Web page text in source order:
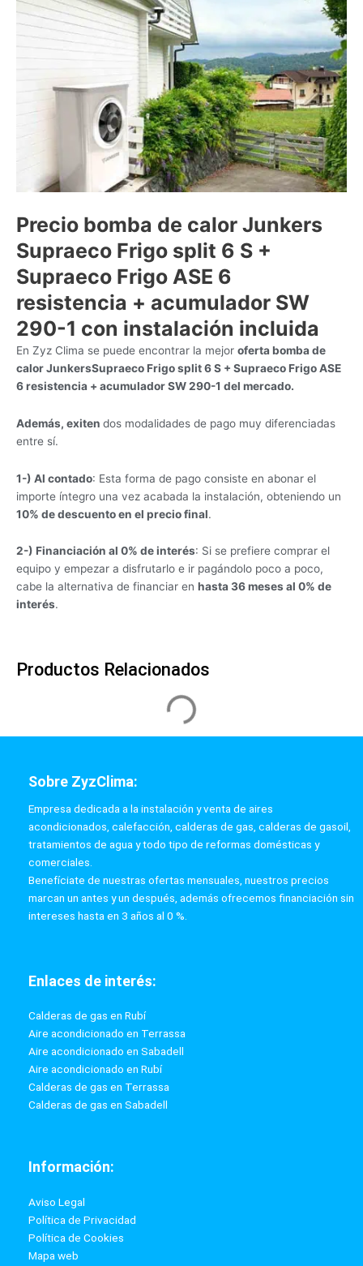
Precio bomba de calor Junkers
Supraeco Frigo split 6 S +
Supraeco Frigo ASE 6
resistencia + acumulador SW
290-1 con instalación incluida
En Zyz Clima se puede encontrar la mejor oferta bomba de
calor JunkersSupraeco Frigo split 6 S + Supraeco Frigo ASE
6 resistencia + acumulador SW 290-1 del mercado.
Además, exiten dos modalidades de pago muy diferenciadas
entre sí.
1-) Al contado: Esta forma de pago consiste en abonar el
importe íntegro una vez acabada la instalación, obteniendo un
10% de descuento en el precio final.
2-) Financiación al 0% de interés: Si se prefiere comprar el
equipo y empezar a disfrutarlo e ir pagándolo poco a poco,
cabe la alternativa de financiar en hasta 36 meses al 0% de
interés.
Productos Relacionados
Supraeco Hydro ACM 8-185 acumulación
Aerotermia
Apta: pisos o casas
Acs, calefacción y fancoils
Clasificación energética A++
Unidad Interior 180x60x66 cm.
280.86 €
Ver producto
Sobre ZyzClima:
Empresa dedicada a la instalación y venta de aires
acondicionados, calefacción, calderas de gas, calderas de gasoil,
tratamientos de agua y todo tipo de reformas domésticas y